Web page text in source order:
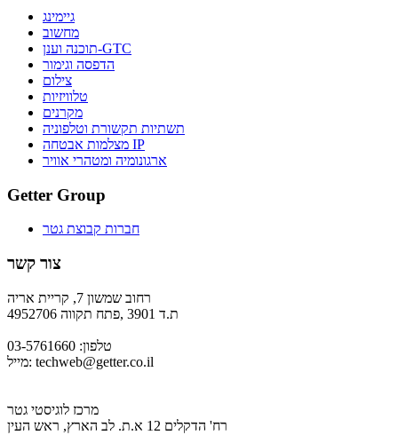
גיימינג
מחשוב
תוכנה וענן-GTC
הדפסה וגימור
צילום
טלוויזיות
מקרנים
תשתיות תקשורת וטלפוניה
מצלמות אבטחה IP
ארגונומיה ומטהרי אוויר
Getter Group
חברות קבוצת גטר
צור קשר
רחוב שמשון 7, קריית אריה
ת.ד 3901 ,פתח תקווה 4952706
טלפון: 03-5761660
מייל: techweb@getter.co.il
מרכז לוגיסטי גטר
רח' הדקלים 12 א.ת. לב הארץ, ראש העין